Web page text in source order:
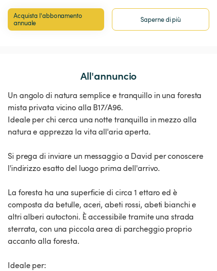
Acquista l'abbonamento
annuale
Saperne di più
All'annuncio
Un angolo di natura semplice e tranquillo in una foresta
mista privata vicino alla B17/A96.
Ideale per chi cerca una notte tranquilla in mezzo alla
natura e apprezza la vita all'aria aperta.
Si prega di inviare un messaggio a David per conoscere
l'indirizzo esatto del luogo prima dell'arrivo.
La foresta ha una superficie di circa 1 ettaro ed è
composta da betulle, aceri, abeti rossi, abeti bianchi e
altri alberi autoctoni. È accessibile tramite una strada
sterrata, con una piccola area di parcheggio proprio
accanto alla foresta.
Ideale per: